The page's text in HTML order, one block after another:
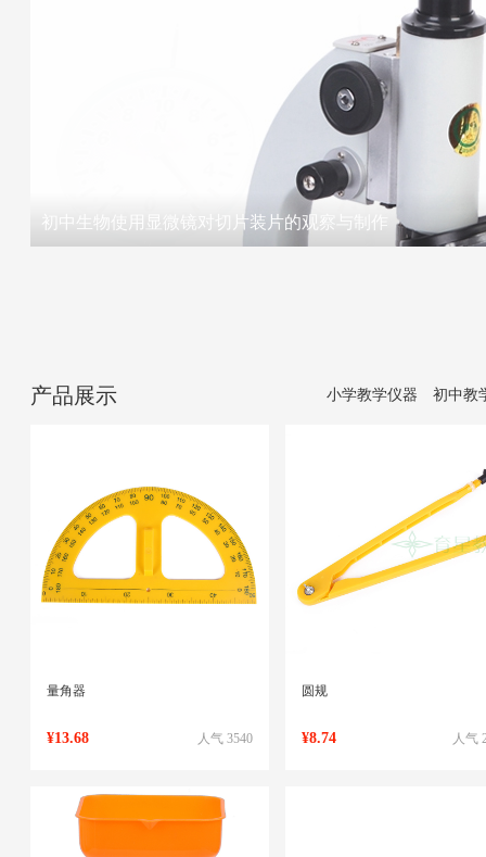
初中生物使用显微镜对切片装片的观察与制作
产品展示 小学教学仪器 初中教
量角器
人气 3540
¥13.68
圆规
人气
¥8.74